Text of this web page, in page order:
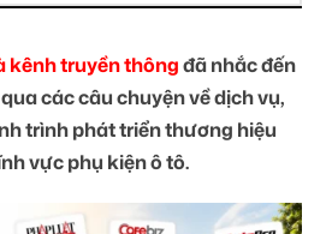
kênh truyền thôngđã nhắc đến
các câu chuyện về dịch vụ,
trình phát triển thương hiệu
vực phụ kiện ô tô.